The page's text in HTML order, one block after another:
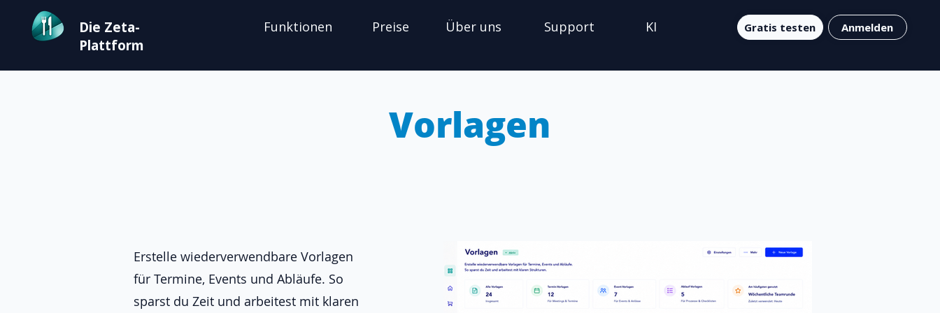
Die Zeta-
Plattform
Funktionen Preise Über uns Support KI Gratis testen Anmelden
Erstelle wiederverwendbare Vorlagen
für Termine, Events und Abläufe. So
sparst du Zeit und arbeitest mit klaren
Vorlagen